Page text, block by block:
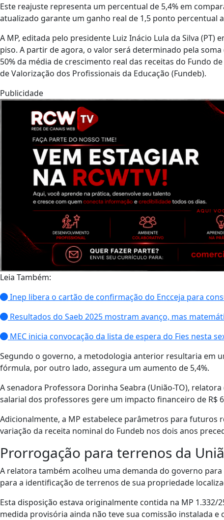
Este reajuste representa um percentual de 5,4% em
atualizado garante um ganho real de 1,5 ponto percentual
A MP, editada pelo presidente Luiz Inácio Lula da Silva
piso. A partir de agora, o valor será determinado pela
50% da média de crescimento real das receitas do Fundo
de Valorização dos Profissionais da Educação (Fundeb).
Publicidade
Leia Também:
Inep libera o cartão de confirmação do Encceja para
Resultados do Saeb 2025 mostram avanço, mas
MEC inicia convocação da lista de espera do Fies nesta
Segundo o governo, a metodologia anterior resultaria em
fórmula, por outro lado, assegura um aumento de 5,4%.
A senadora Professora Dorinha Seabra (União-TO),
salarial dos professores gere um impacto financeiro de R$
Adicionalmente, a MP estabelece parâmetros para futuros
variação da receita nominal do Fundeb nos dois anos
Prorrogação para terrenos da
A relatora também acolheu uma demanda do governo
para a identificação de terrenos de sua propriedade
Esta disposição estava originalmente contida na MP
medida provisória ainda não teve sua comissão instalada